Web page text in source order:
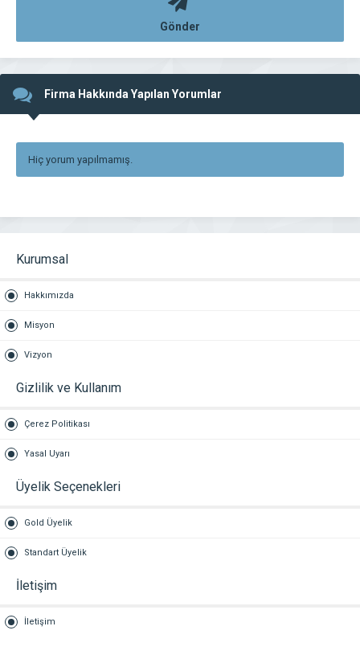
Gönder
Firma Hakkında Yapılan Yorumlar
Hiç yorum yapılmamış.
Kurumsal
Hakkımızda
Misyon
Vizyon
Gizlilik ve Kullanım
Çerez Politikası
Yasal Uyarı
Üyelik Seçenekleri
Gold Üyelik
Standart Üyelik
İletişim
İletişim